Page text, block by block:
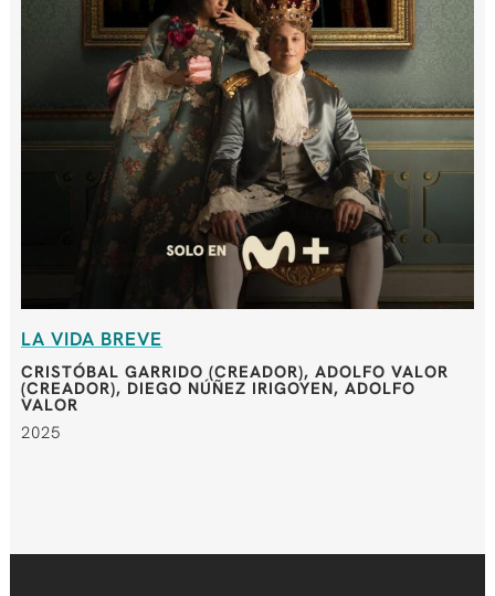
LA VIDA BREVE
CRISTÓBAL GARRIDO (CREADOR), ADOLFO VALOR
(CREADOR), DIEGO NÚÑEZ IRIGOYEN, ADOLFO
VALOR
2025